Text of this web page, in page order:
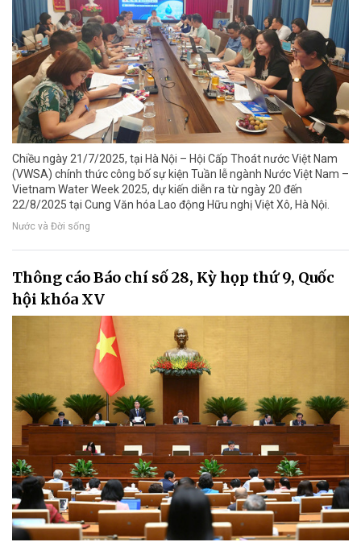
Chiều ngày 21/7/2025, tại Hà Nội – Hội Cấp Thoát nước Việt Nam
(VWSA) chính thức công bố sự kiện Tuần lễ ngành Nước Việt Nam –
Vietnam Water Week 2025, dự kiến diễn ra từ ngày 20 đến
22/8/2025 tại Cung Văn hóa Lao động Hữu nghị Việt Xô, Hà Nội.
Nước và Đời sống
Thông cáo Báo chí số 28, Kỳ họp thứ 9, Quốc
hội khóa XV